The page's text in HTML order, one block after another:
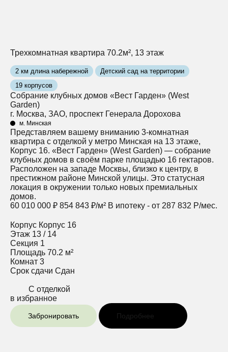
Трехкомнатная квартира 70.2м², 13 этаж
2 км длина набережной
Детский сад на территории
19 корпусов
Собрание клубных домов «Вест Гарден» (West
Garden)
г. Москва, ЗАО, проспект Генерала Дорохова
м. Минская
Представляем вашему вниманию 3-комнатная
квартира с отделкой у метро Минская на 13 этаже,
Корпус 16. «Вест Гарден» (West Garden) — собрание
клубных домов в своём парке площадью 16 гектаров.
Расположен на западе Москвы, близко к центру, в
престижном районе Минской улицы. Это статусная
локация в окружении только новых премиальных
домов.
60 010 000 ₽ 854 843 ₽/м² В ипотеку - от 287 832 Р/мес.
Корпус Корпус 16
Этаж 13 / 14
Секция 1
Площадь 70.2 м²
Комнат 3
Срок сдачи Сдан
С отделкой
в избранное
Забронировать Подробнее